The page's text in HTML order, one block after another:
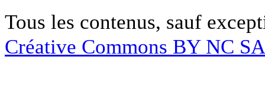
Tous les contenus, sauf
Créative Commons BY NC SA